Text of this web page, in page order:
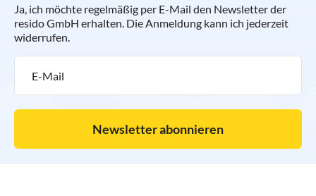
Ja, ich möchte regelmäßig per E-Mail den Newsletter der
resido GmbH erhalten. Die Anmeldung kann ich jederzeit
widerrufen.
Newsletter abonnieren